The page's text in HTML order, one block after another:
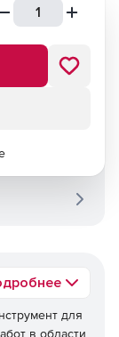
для
в области